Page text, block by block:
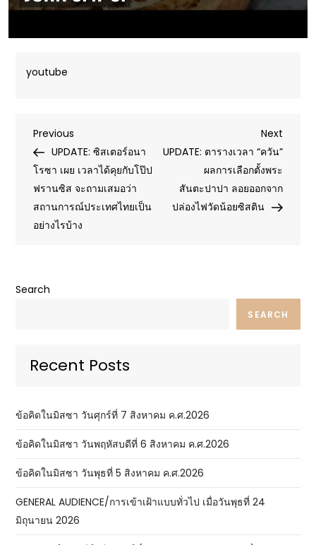
youtube
Post
navigation
Previous
Post
Previous
UPDATE: ซิสเตอร์อนา
โรซา เผย เวลาได้คุยกับโป๊ป
ฟรานซิส จะถามเสมอว่า
สถานการณ์ประเทศไทยเป็น
อย่างไรบ้าง
Next
Post
Next
UPDATE: ตารางเวลา “ควัน”
ผลการเลือกตั้งพระ
สันตะปาปา ลอยออกจาก
ปล่องไฟวัดน้อยซิสติน
Search
SEARCH
Recent Posts
ข้อคิดในมิสซา วันศุกร์ที่ 7 สิงหาคม ค.ศ.2026
ข้อคิดในมิสซา วันพฤหัสบดีที่ 6 สิงหาคม ค.ศ.2026
ข้อคิดในมิสซา วันพุธที่ 5 สิงหาคม ค.ศ.2026
GENERAL AUDIENCE/การเข้าเฝ้าแบบทั่วไป เมื่อวันพุธที่ 24
มิถุนายน 2026